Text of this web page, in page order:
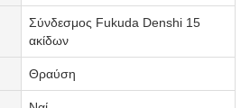
Σύνδεσμος Fukuda Denshi 15
ακίδων
Θραύση